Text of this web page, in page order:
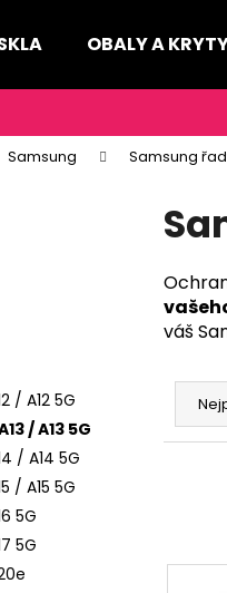
OBALY A
Samsung Samsung
/ A12 5G
/ A13 5G
/ A14 5G
/ A15 5G
5G
5G
váš
Ř
z
V